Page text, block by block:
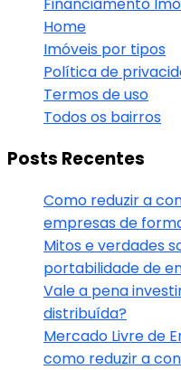
Financiamento
Home
Imóveis por tipos
Política de
Termos de uso
Todos os bairros
Posts Recentes
Como reduzir a
empresas de
Mitos e verdades
portabilidade de
Vale a pena
distribuída?
Mercado Livre de
como reduzir a